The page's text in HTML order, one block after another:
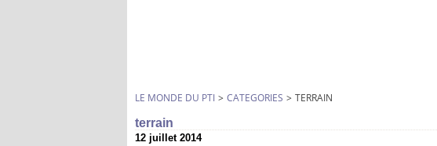
LE MONDE DU PTI > CATEGORIES > TERRAIN
terrain
12 juillet 2014